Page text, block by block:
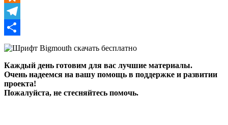
Odnoklassniki
Telegram
Отправить
Каждый день готовим для вас лучшие материалы.
Очень надеемся на вашу помощь в поддержке и развитии
проекта!
Пожалуйста, не стесняйтесь помочь.